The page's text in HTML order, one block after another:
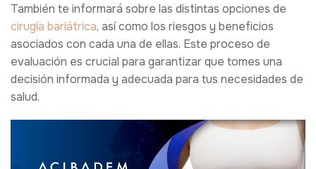
También te informará sobre las distintas opciones de
cirugía bariátrica, así como los riesgos y beneficios
asociados con cada una de ellas. Este proceso de
evaluación es crucial para garantizar que tomes una
decisión informada y adecuada para tus necesidades de
salud.